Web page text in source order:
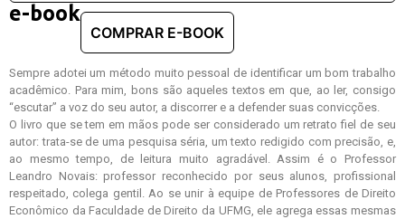
e-book
Sempre adotei um método muito pessoal de identificar um bom trabalho
acadêmico. Para mim, bons são aqueles textos em que, ao ler, consigo
“escutar” a voz do seu autor, a discorrer e a defender suas convicções.
O livro que se tem em mãos pode ser considerado um retrato fiel de seu
autor: trata-se de uma pesquisa séria, um texto redigido com precisão, e,
ao mesmo tempo, de leitura muito agradável. Assim é o Professor
Leandro Novais: professor reconhecido por seus alunos, profissional
respeitado, colega gentil. Ao se unir à equipe de Professores de Direito
Econômico da Faculdade de Direito da UFMG, ele agrega essas mesmas